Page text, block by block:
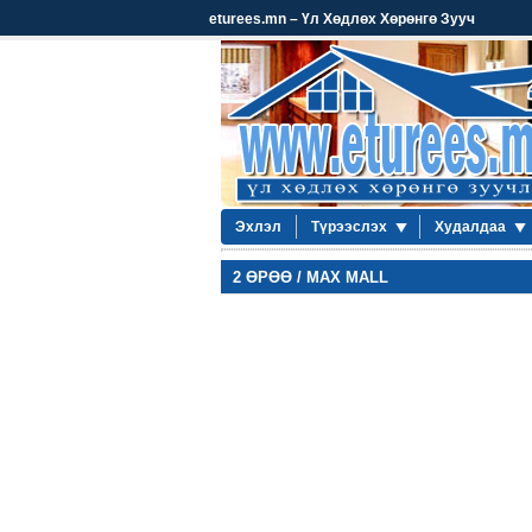
eturees.mn – Үл Хөдлөх Хөрөнгө Зууч
Эхлэл Түрээслэх Худалдаа
2 ӨРӨӨ / MAX MALL